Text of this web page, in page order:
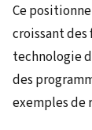
Ce
croissant
technologie
des
exemples de